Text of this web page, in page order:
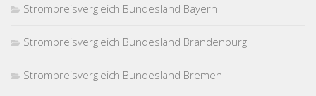
Strompreisvergleich Bundesland Bayern
Strompreisvergleich Bundesland Brandenburg
Strompreisvergleich Bundesland Bremen